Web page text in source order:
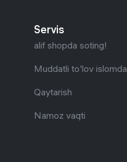
Servis
alif shopda soting!
Muddatli to'lov islomda
Qaytarish
Namoz vaqti